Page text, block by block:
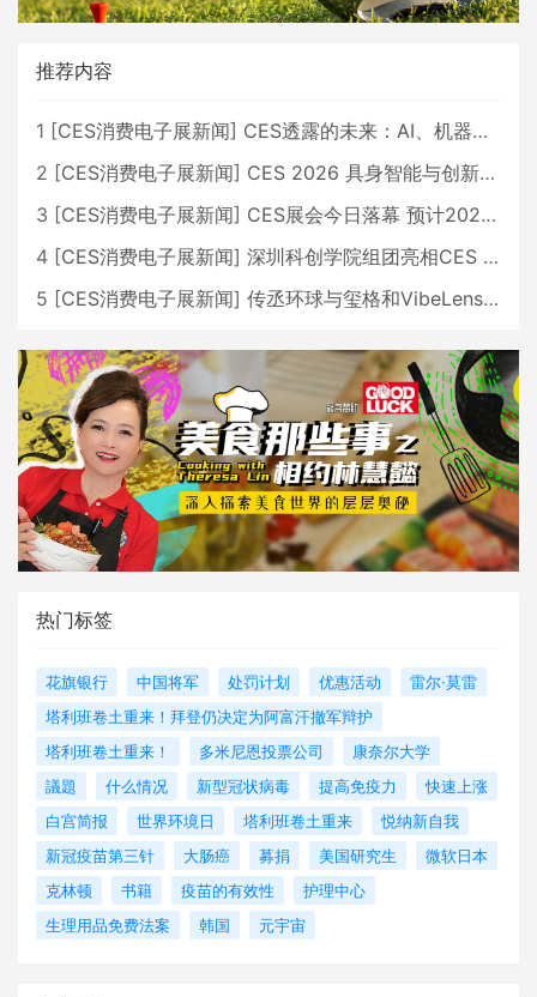
推荐内容
1 [CES消费电子展新闻] CES透露的未来：AI、机器人与智能生活大爆发
2 [CES消费电子展新闻] CES 2026 具身智能与创新领域 中国公司大放异彩
3 [CES消费电子展新闻] CES展会今日落幕 预计2026行业收入将超五千亿美元
4 [CES消费电子展新闻] 深圳科创学院组团亮相CES 广受好评
5 [CES消费电子展新闻] 传丞环球与玺格和VibeLens共同推出全新耳机
热门标签
花旗银行 中国将军 处罚计划 优惠活动
雷尔·莫雷
塔利班卷土重来！拜登仍决定为阿富汗撤军辩护
塔利班卷土重来！
多米尼恩投票公司
康奈尔大学
議題
什么情况 新型冠状病毒 提高免疫力
快速上涨
白宫简报
世界环境日 塔利班卷土重来
悦纳新自我
新冠疫苗第三针
大肠癌 募捐 美国研究生
微软日本
克林顿
书籍 疫苗的有效性
护理中心
生理用品免费法案
韩国 元宇宙